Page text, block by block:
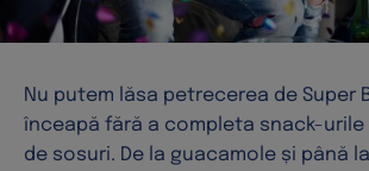
Nu putem lăsa petrecerea de Super
înceapă fără a completa snack-
de sosuri. De la guacamole și până